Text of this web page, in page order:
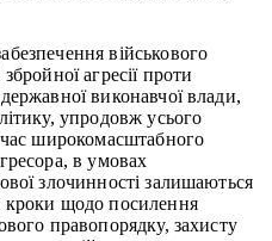
військового
агресії проти
виконавчої влади,
упродовж усього
широкомасштабного
в умовах
злочинності залишаються
кроки щодо посилення
правопорядку, захисту